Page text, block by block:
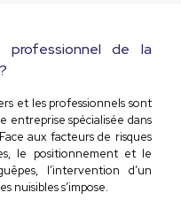
de la
et les professionnels sont
entreprise spécialisée dans
aux facteurs de risques
le positionnement et le
l’intervention d’un
nuisibles s’impose.